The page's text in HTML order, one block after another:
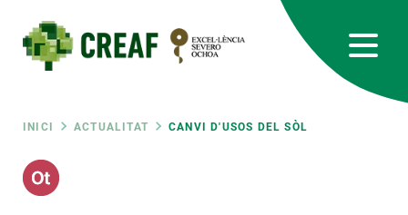
contingut
Fil
d'ariadna
INICI ACTUALITAT CANVI D'USOS DEL SÒL
RRSS
Featured
INTRANET